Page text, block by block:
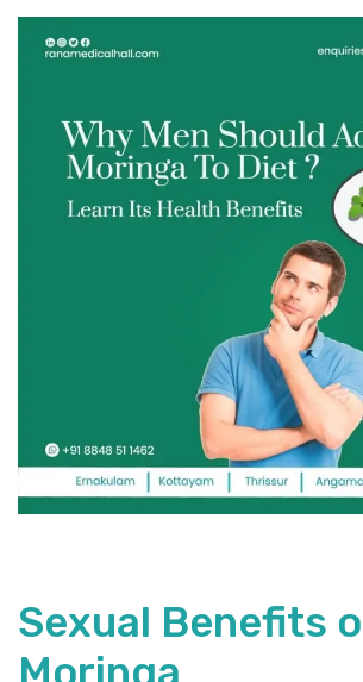
Sexual Benefits
Moringa